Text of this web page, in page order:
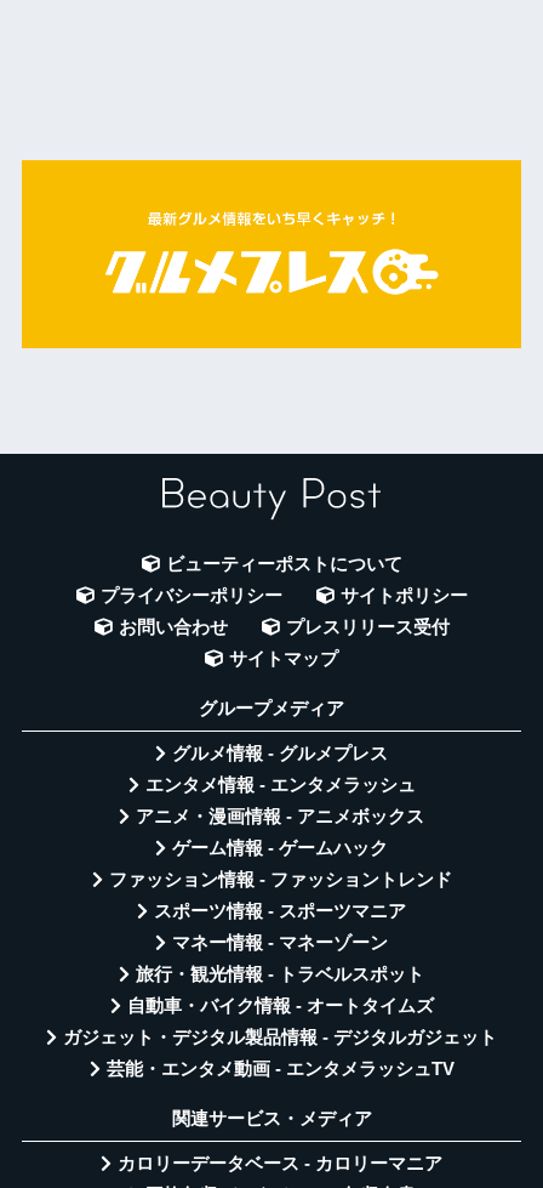
ビューティーポストについて
プライバシーポリシー
サイトポリシー
お問い合わせ
プレスリリース受付
サイトマップ
グループメディア
グルメ情報 - グルメプレス
エンタメ情報 - エンタメラッシュ
アニメ・漫画情報 - アニメボックス
ゲーム情報 - ゲームハック
ファッション情報 - ファッショントレンド
スポーツ情報 - スポーツマニア
マネー情報 - マネーゾーン
旅行・観光情報 - トラベルスポット
自動車・バイク情報 - オートタイムズ
ガジェット・デジタル製品情報 - デジタルガジェット
芸能・エンタメ動画 - エンタメラッシュTV
関連サービス・メディア
カロリーデータベース - カロリーマニア